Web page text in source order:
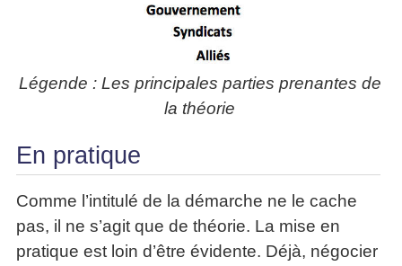
Légende : Les principales parties prenantes de
la théorie
En pratique
Comme l’intitulé de la démarche ne le cache
pas, il ne s’agit que de théorie. La mise en
pratique est loin d’être évidente. Déjà, négocier